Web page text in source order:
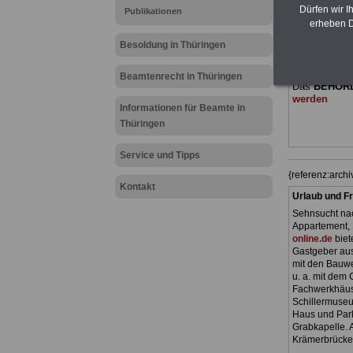
Publikationen
Besoldung in Thüringen
Beamtenrecht in Thüringen
Informationen für Beamte in
Thüringen
Service und Tipps
Kontakt
(Bund/
Ländern.
Das
werden
Urlaub und
Sehnsucht
Appartement,
online.de
Gastgeber
mit den
u. a. mit dem
Haus und
Grabkapelle.
Dürfen wir
erheben